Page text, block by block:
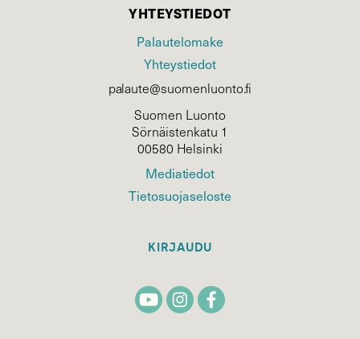
YHTEYSTIEDOT
Palautelomake
Yhteystiedot
palaute@suomenluonto.fi
Suomen Luonto
Sörnäistenkatu 1
00580 Helsinki
Mediatiedot
Tietosuojaseloste
KIRJAUDU